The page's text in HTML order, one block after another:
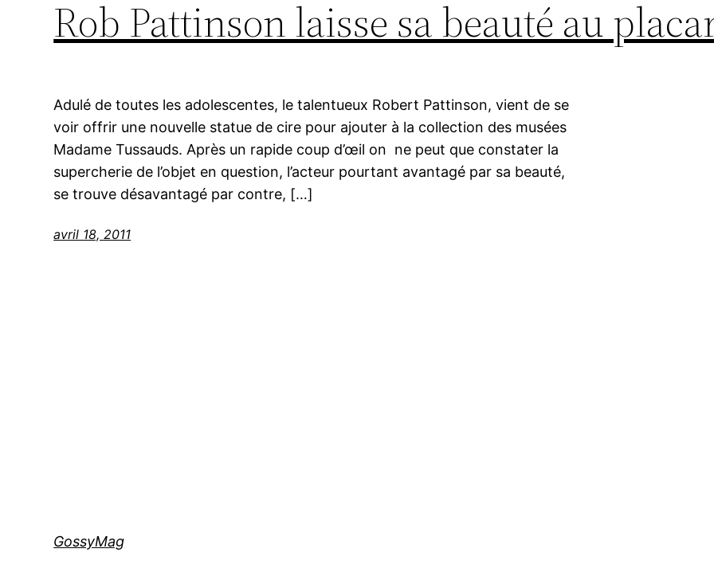
Rob Pattinson laisse sa beauté au
Adulé de toutes les adolescentes, le talentueux Robert Pattinson, vient de se
voir offrir une nouvelle statue de cire pour ajouter à la collection des musées
Madame Tussauds. Après un rapide coup d’œil on ne peut que constater la
supercherie de l’objet en question, l’acteur pourtant avantagé par sa beauté,
se trouve désavantagé par contre, […]
avril 18, 2011
GossyMag